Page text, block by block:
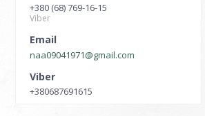
+380 (68) 769-16-15
Viber
naa09041971@gmail.com
+380687691615